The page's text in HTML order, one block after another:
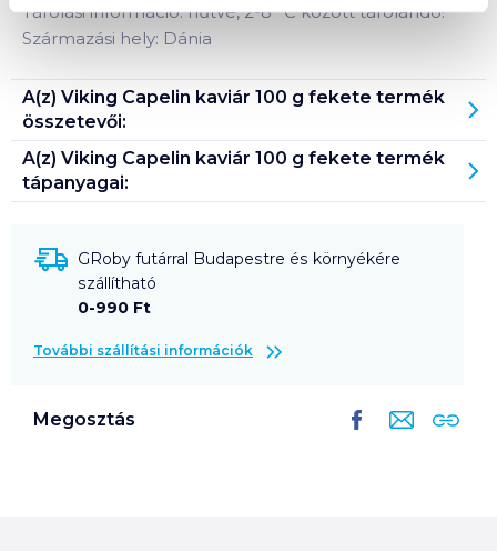
Tárolási információ: hűtve, 2-8 °C között tárolandó!
Származási hely: Dánia
A(z) Viking Capelin kaviár 100 g fekete termék
összetevői:
A(z) Viking Capelin kaviár 100 g fekete termék
tápanyagai:
GRoby futárral Budapestre és környékére
szállítható
0-990 Ft
További szállítási információk
Megosztás